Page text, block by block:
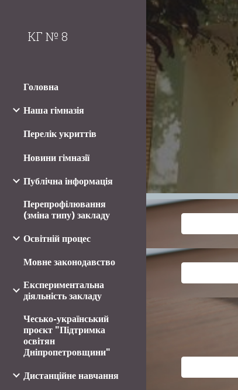
КГ № 8
Головна
Наша гімназія
Перелік укриттів
Новини гімназії
Публічна інформація
Перепрофілювання
(зміна типу) закладу
Освітній процес
Мовне законодавство
Експериментальна
діяльність закладу
Чесько-український
проєкт "Підтримка
освітян
Дніпропетровщини"
Дистанційне навчання